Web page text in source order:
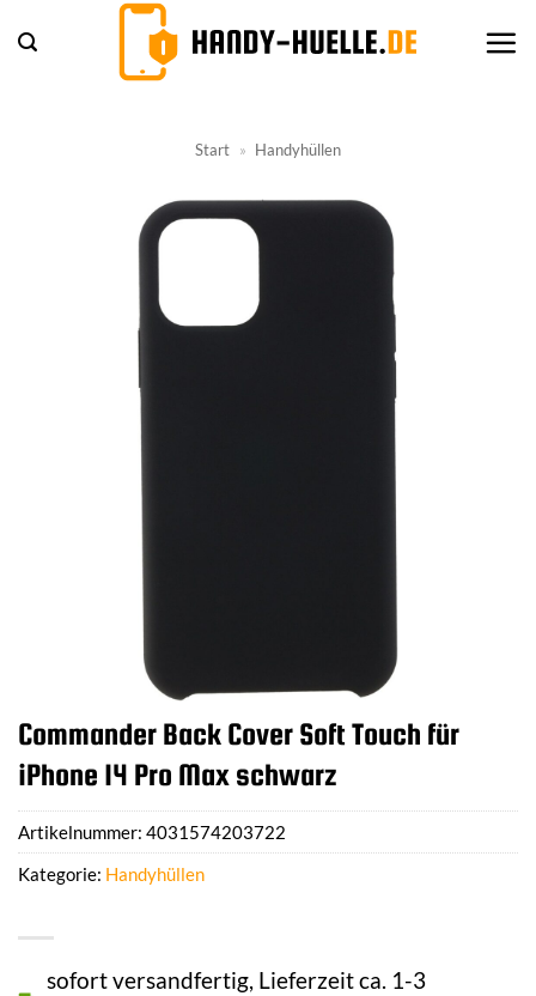
Inhalt
Start » Handyhüllen
Commander Back Cover Soft Touch für
iPhone 14 Pro Max schwarz
sofort versandfertig, Lieferzeit ca. 1-3
Artikelnummer: 4031574203722
Kategorie: Handyhüllen